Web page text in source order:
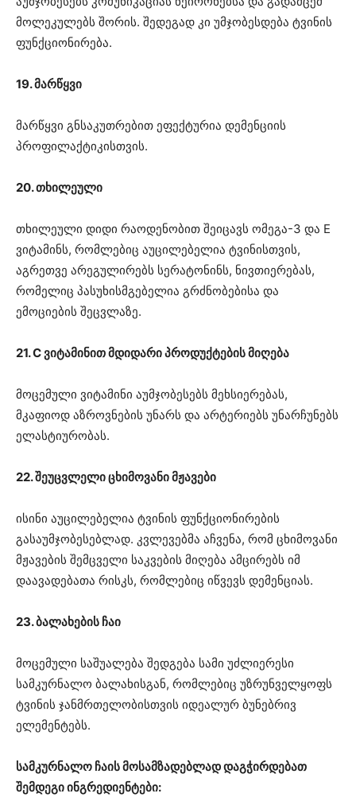
მოლეკულებს შორის. შედეგად კი უმჯობესდება ტვინის
ფუნქციონირება.
19. მარწყვი
მარწყვი გნსაკუთრებით ეფექტურია დემენციის
პროფილაქტიკისთვის.
20. თხილეული
თხილეული დიდი რაოდენობით შეიცავს ომეგა-3 და E
ვიტამინს, რომლებიც აუცილებელია ტვინისთვის,
აგრეთვე არეგულირებს სერატონინს, ნივთიერებას,
რომელიც პასუხისმგებელია გრძნობებისა და
ემოციების შეცვლაზე.
21. C ვიტამინით მდიდარი პროდუქტების მიღება
მოცემული ვიტამინი აუმჯობესებს მეხსიერებას,
მკაფიოდ აზროვნების უნარს და არტერიებს უნარჩუნებს
ელასტიურობას.
22. შეუცვლელი ცხიმოვანი მჟავები
ისინი აუცილებელია ტვინის ფუნქციონირების
გასაუმჯობესებლად. კვლევებმა აჩვენა, რომ ცხიმოვანი
მჟავების შემცველი საკვების მიღება ამცირებს იმ
დაავადებათა რისკს, რომლებიც იწვევს დემენციას.
23. ბალახების ჩაი
მოცემული საშუალება შედგება სამი უძლიერესი
სამკურნალო ბალახისგან, რომლებიც უზრუნველყოფს
ტვინის ჯანმრთელობისთვის იდეალურ ბუნებრივ
ელემენტებს.
სამკურნალო ჩაის მოსამზადებლად დაგჭირდებათ
შემდეგი ინგრედიენტები: